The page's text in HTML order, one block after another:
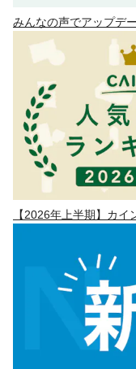
みんなの声でアップデ
【2026年上半期】カ